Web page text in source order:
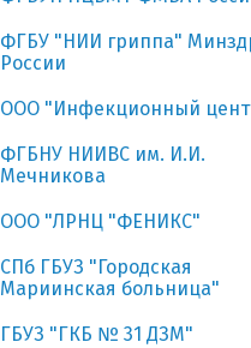
ФГБУ "НИИ гриппа"
России
ООО "Инфекционный
ФГБНУ НИИВС им. И.И.
Мечникова
ООО "ЛРНЦ "ФЕНИКС"
СПб ГБУЗ "Городская
Мариинская больница"
ГБУЗ "ГКБ № 31 ДЗМ"